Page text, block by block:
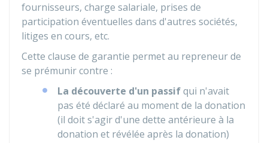
fournisseurs, charge salariale, prises de
participation éventuelles dans d'autres sociétés,
litiges en cours, etc.
Cette clause de garantie permet au repreneur de
se prémunir contre :
La découverte d'un passifqui n'avait
pas été déclaré au moment de la donation
(il doit s'agir d'une dette antérieure à la
donation et révélée après la donation)